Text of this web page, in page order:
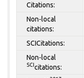
Citations:
Non-local
citations:
SCICitations:
Non-local
SCI citations: